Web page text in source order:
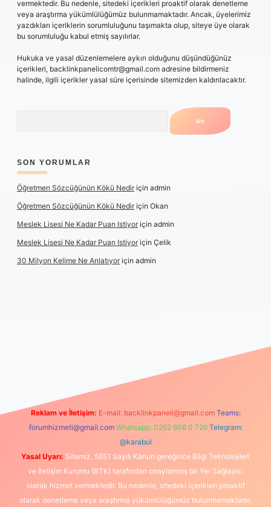
vermektedir. Bu nedenle, sitedeki içerikleri proaktif olarak denetleme
veya araştırma yükümlülüğümüz bulunmamaktadır. Ancak, üyelerimiz
yazdıkları içeriklerin sorumluluğunu taşımakta olup, siteye üye olarak
bu sorumluluğu kabul etmiş sayılırlar.
Hukuka ve yasal düzenlemelere aykırı olduğunu düşündüğünüz
içerikleri, backlinkpanelicomtr@gmail.com adresine bildirmeniz
halinde, ilgili içerikler yasal süre içerisinde sitemizden kaldırılacaktır.
SON YORUMLAR
Öğretmen Sözcüğünün Kökü Nediriçin admin
Öğretmen Sözcüğünün Kökü Nediriçin Okan
Meslek Lisesi Ne Kadar Puan Istiyoriçin admin
Meslek Lisesi Ne Kadar Puan Istiyoriçin Çelik
30 Milyon Kelime Ne Anlatıyoriçin admin
Reklam ve İletişim: E-mail: backlinkpaneli@gmail.com Teams:
forumhizmeti@gmail.com Whatsapp: 0262 606 0 726 Telegram:
@karabul
Yasal Uyarı: Sitemiz, 5651 Sayılı Kanun gereğince Bilgi Teknolojileri
ve İletişim Kurumu (BTK) tarafından onaylanmış bir Yer Sağlayıcı
olarak hizmet vermektedir. Bu nedenle, sitedeki içerikleri proaktif
olarak denetleme veya araştırma yükümlülüğümüz bulunmamaktadır.